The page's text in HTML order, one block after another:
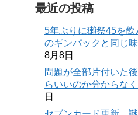
最近の投稿
5年ぶりに獺祭45を飲
のギンパックと同じ
8月8日
問題が全部片付いた
らいいのか分からな
日